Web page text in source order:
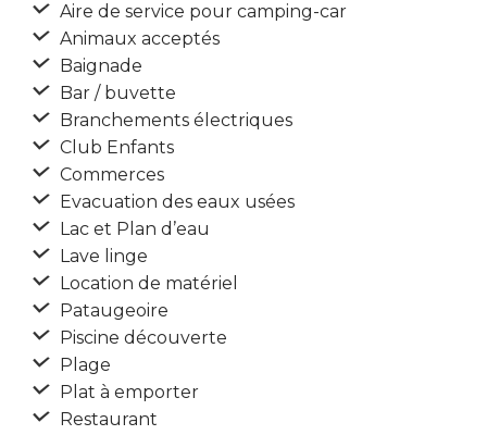
Aire de service pour camping-car
Animaux acceptés
Baignade
Bar / buvette
Branchements électriques
Club Enfants
Commerces
Evacuation des eaux usées
Lac et Plan d’eau
Lave linge
Location de matériel
Pataugeoire
Piscine découverte
Plage
Plat à emporter
Restaurant